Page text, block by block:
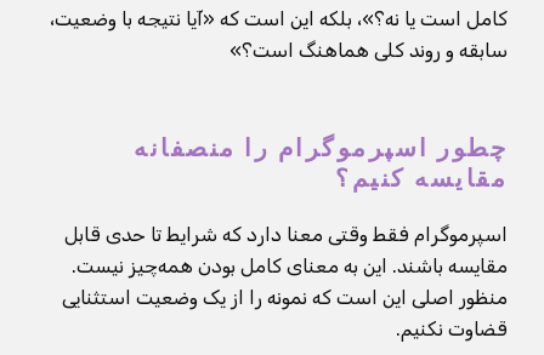
کامل است یا نه؟»، بلکه این است که «آیا نتیجه با وضعیت،
سابقه و روند کلی هماهنگ است؟»
چطور اسپرموگرام را منصفانه
مقایسه کنیم؟
اسپرموگرام فقط وقتی معنا دارد که شرایط تا حدی قابل
مقایسه باشند. این به معنای کامل بودن همه‌چیز نیست.
منظور اصلی این است که نمونه را از یک وضعیت استثنایی
قضاوت نکنیم.